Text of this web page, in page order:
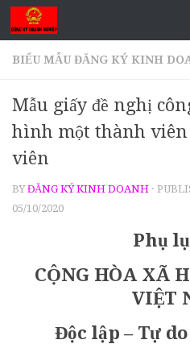
Skip to content
BIỂU MẪU ĐĂNG KÝ KINH
Mẫu giấy đề nghị
hình một thành
viên
BYĐĂNG KÝ KINH DOANH ·
05/10/2020
Phụ
CỘNG HÒA XÃ
VIỆT
Độc lập – Tự